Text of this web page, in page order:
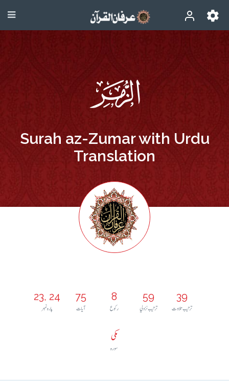
Surah az-Zumar with Urdu
Translation
23, 24
پارہ نمبر
75
آيات
8
رکوع
59
ترتيب نزولي
39
ترتيب تلاوت
مکی
سورہ